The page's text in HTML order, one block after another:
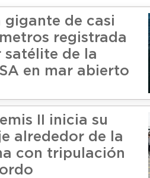
gigante de casi
registrada
satélite de la
en mar abierto
II inicia su
alrededor de la
con tripulación